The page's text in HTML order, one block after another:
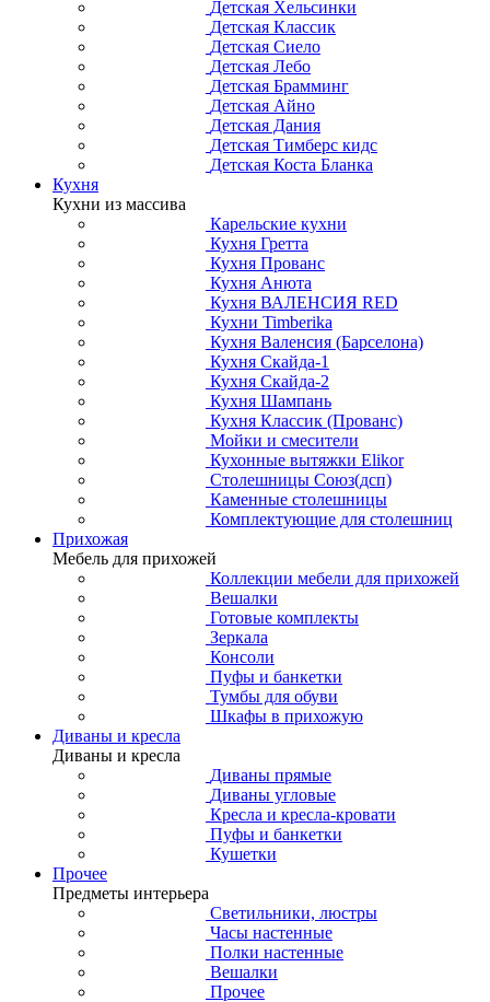
Детская Хельсинки
Детская Классик
Детская Сиело
Детская Лебо
Детская Брамминг
Детская Айно
Детская Дания
Детская Тимберс кидс
Детская Коста Бланка
Кухня
Кухни из массива
Карельские кухни
Кухня Гретта
Кухня Прованс
Кухня Анюта
Кухня ВАЛЕНСИЯ RED
Кухни Timberika
Кухня Валенсия (Барселона)
Кухня Скайда-1
Кухня Скайда-2
Кухня Шампань
Кухня Классик (Прованс)
Мойки и смесители
Кухонные вытяжки Elikor
Столешницы Союз(дсп)
Каменные столешницы
Комплектующие для столешниц
Прихожая
Мебель для прихожей
Коллекции мебели для прихожей
Вешалки
Готовые комплекты
Зеркала
Консоли
Пуфы и банкетки
Тумбы для обуви
Шкафы в прихожую
Диваны и кресла
Диваны и кресла
Диваны прямые
Диваны угловые
Кресла и кресла-кровати
Пуфы и банкетки
Кушетки
Прочее
Предметы интерьера
Светильники, люстры
Часы настенные
Полки настенные
Вешалки
Прочее